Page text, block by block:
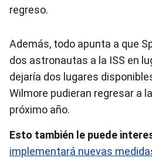
regreso.
Además, todo apunta a que
dos astronautas a la ISS en
dejaría dos lugares
Wilmore pudieran regresar a
próximo año.
Esto también le puede
implementará nuevas